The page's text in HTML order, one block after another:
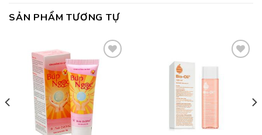
SẢN PHẨM TƯƠNG TỰ